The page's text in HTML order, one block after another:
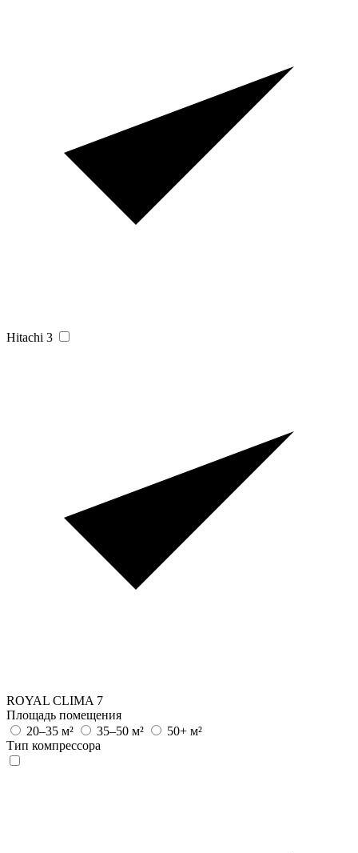
Hitachi 3
ROYAL CLIMA 7
Площадь помещения
20–35 м²
35–50 м²
50+ м²
Тип компрессора